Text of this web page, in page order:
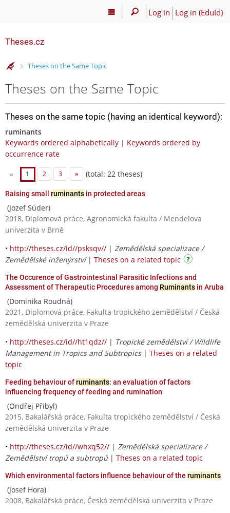
Log in Log in (EduId)
Theses.cz
>
Theses on the Same Topic
Theses on the Same Topic
Theses on the same topic (having an identical keyword):
ruminants
Keywords ordered alphabetically | Keywords ordered by
occurrence rate
« 1 2 3 » (total: 22 theses)
Raising small ruminants in protected areas
(Jozef Súder)
2018, Diplomová práce, Agronomická fakulta / Mendelova
univerzita v Brně
• http://theses.cz/id//psksqv// | Zemědělská specializace /
Zemědělské inženýrství| Theses on a related topic
The Occurence of Gastrointestinal Parasitic Infections and
Assessment of Therapeutic Procedures among Ruminants in Aruba
(Dominika Roudná)
2021, Diplomová práce, Fakulta tropického zemědělství / Česká
zemědělská univerzita v Praze
• http://theses.cz/id//ht1qdz// | Tropické zemědělství / Wildlife
Management in Tropics and Subtropics| Theses on a related
topic
Feeding behaviour ofruminants: an evaluation of factors
influencing frequency of feeding and rumination
(Ondřej Přibyl)
2015, Bakalářská práce, Fakulta tropického zemědělství / Česká
zemědělská univerzita v Praze
• http://theses.cz/id//whxq52// | Zemědělská specializace /
Zemědělství tropů a subtropů | Theses on a related topic
Which environmental factors influence behaviour of the ruminants
(Josef Hora)
2008, Bakalářská práce, Česká zemědělská univerzita v Praze